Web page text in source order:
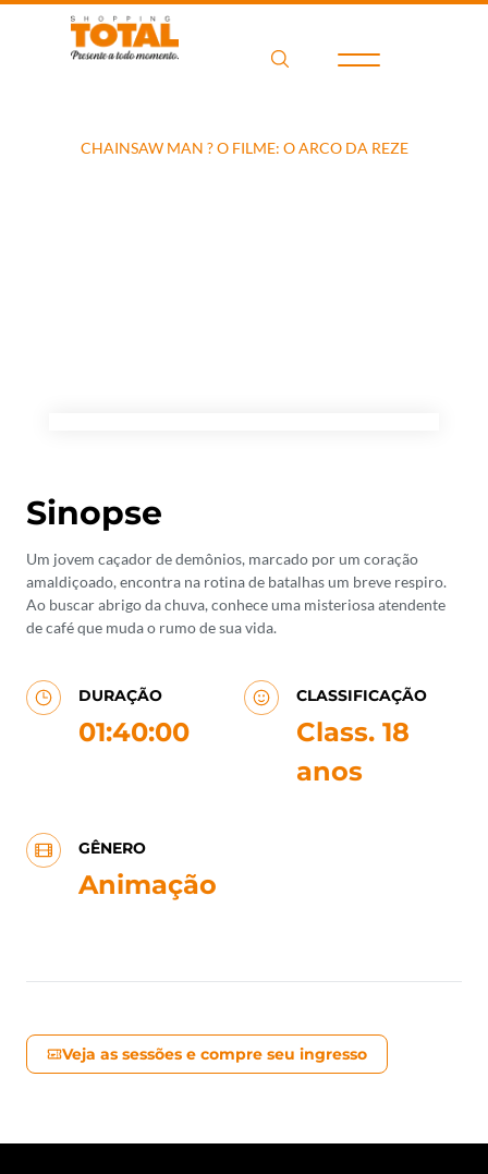
CHAINSAW MAN ? O FILME: O ARCO DA REZE
Sinopse
Um jovem caçador de demônios, marcado por um coração
amaldiçoado, encontra na rotina de batalhas um breve respiro.
Ao buscar abrigo da chuva, conhece uma misteriosa atendente
de café que muda o rumo de sua vida.
DURAÇÃO
01:40:00
CLASSIFICAÇÃO
Class. 18
anos
GÊNERO
Animação
Veja as sessões e compre seu ingresso